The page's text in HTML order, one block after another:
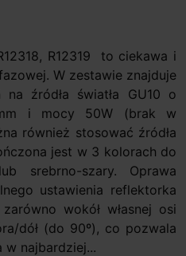
R12319 to ciekawa i
W zestawie znajduje
źródła światła GU10 o
i mocy 50W (brak w
również stosować źródła
jest w 3 kolorach do
srebrno-szary. Oprawa
ustawienia reflektorka
wokół własnej osi
dół (do 90º), co pozwala
w najbardziej...